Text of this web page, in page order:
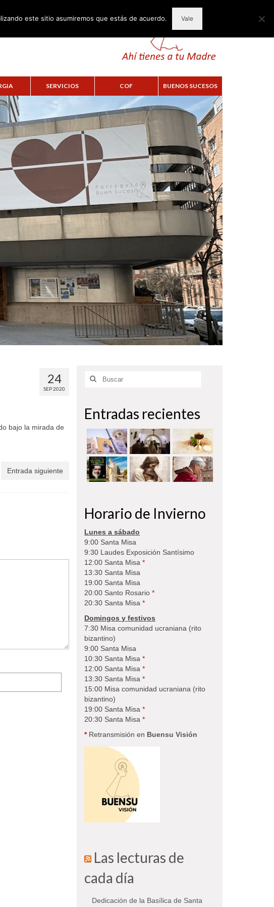
SERVICIOS COF BUENOS SUCESOS
24
SEP 2020
bajo la mirada de
Entrada siguiente
Buscar
por:
Entradas recientes
Horario de Invierno
Lunes a sábado
9:00 Santa Misa
9:30 Laudes Exposición Santísimo
12:00 Santa Misa*
13:30 Santa Misa
19:00 Santa Misa
20:00 Santo Rosario*
20:30 Santa Misa*
Domingos y festivos
7:30 Misa comunidad ucraniana (rito
bizantino)
9:00 Santa Misa
10:30 Santa Misa*
12:00 Santa Misa*
13:30 Santa Misa*
15:00 Misa comunidad ucraniana (rito
bizantino)
19:00 Santa Misa*
20:30 Santa Misa*
*Retransmisión en Buensu Visión
Las lecturas de
cada día
Dedicación de la Basílica de Santa
este sitio asumiremos que estás de acuerdo. Vale